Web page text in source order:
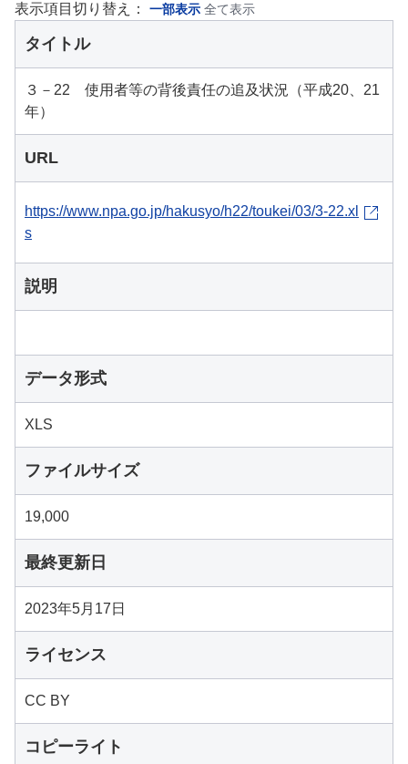
表示項目切り替え： 一部表示 全て表示
タイトル
３－22 使用者等の背後責任の追及状況（平成20、21
年）
URL
https://www.npa.go.jp/hakusyo/h22/toukei/03/3-22.xl
s
説明
データ形式
XLS
ファイルサイズ
19,000
最終更新日
2023年5月17日
ライセンス
CC BY
コピーライト